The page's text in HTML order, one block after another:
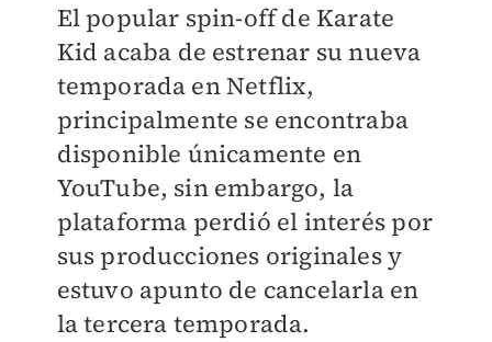
El popular spin-off de Karate
Kid acaba de estrenar su nueva
temporada en Netflix,
principalmente se encontraba
disponible únicamente en
YouTube, sin embargo, la
plataforma perdió el interés por
sus producciones originales y
estuvo apunto de cancelarla en
la tercera temporada.